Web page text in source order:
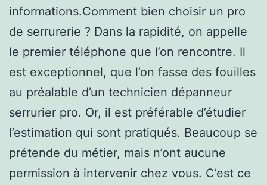
informations.Comment bien choisir un pro
de serrurerie ? Dans la rapidité, on appelle
le premier téléphone que l’on rencontre. Il
est exceptionnel, que l’on fasse des fouilles
au préalable d’un technicien dépanneur
serrurier pro. Or, il est préférable d’étudier
l’estimation qui sont pratiqués. Beaucoup se
prétende du métier, mais n’ont aucune
permission à intervenir chez vous. C’est ce